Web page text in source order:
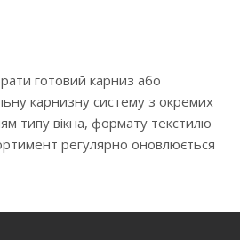
готовий карниз або
карнизну систему з окремих
типу вікна, формату текстилю
регулярно оновлюється